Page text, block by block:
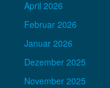
April 2026
Februar 2026
Januar 2026
Dezember 2025
November 2025